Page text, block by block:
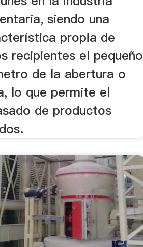
siendo una
propia de
recipientes el pequeño
de la abertura o
lo que permite el
de productos